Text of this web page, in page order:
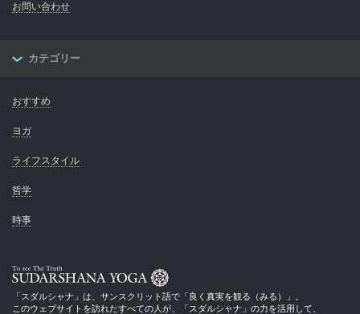
お問い合わせ
カテゴリー
おすすめ
ヨガ
ライフスタイル
哲学
時事
「スダルシャナ」は、サンスクリット語で「良く真実を観る（みる）」。
このウェブサイトを訪れたすべての人が、「スダルシャナ」の力を活用して、